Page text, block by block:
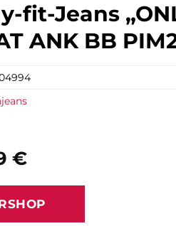
fit-Jeans
ANK BB
€
€Aktueller
ist:
40,99 €.